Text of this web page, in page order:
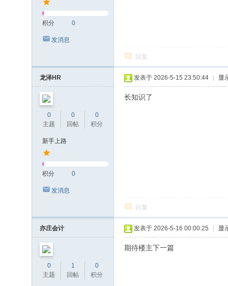
积分 0
发消息
回复
龙泽HR
0
主题
0
回帖
0
积分
新手上路
积分 0
发消息
发表于 2026-5-15 23:50:44 显
长知识了
回复
亦庄会计
0
主题
1
回帖
0
积分
发表于 2026-5-16 00:00:25 显
期待楼主下一篇